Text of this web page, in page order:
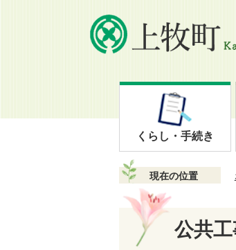
くらし・手続き
現在の位置
公共